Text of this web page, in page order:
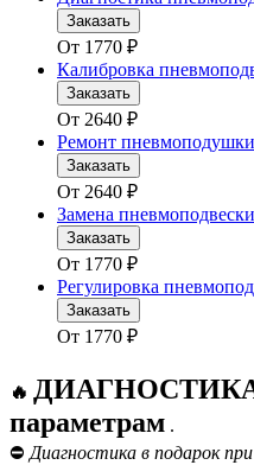
Заказать
От 1770 ₽
Калибровка
Заказать
От 2640 ₽
Ремонт пневмоподушки
Заказать
От 2640 ₽
Замена пневмоподвески
Заказать
От 1770 ₽
Регулировка
Заказать
От 1770 ₽
🔥 ДИАГНОСТИКА
параметрам .
⛔ Диагностика в подарок